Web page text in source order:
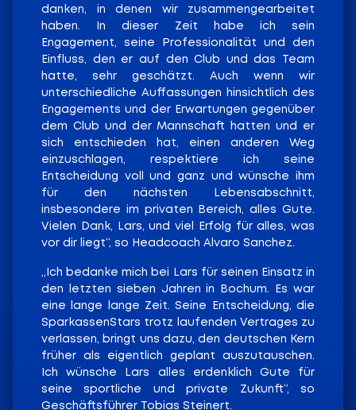
danken, in denen wir zusammengearbeitet
haben. In dieser Zeit habe ich sein
Engagement, seine Professionalität und den
Einfluss, den er auf den Club und das Team
hatte, sehr geschätzt. Auch wenn wir
unterschiedliche Auffassungen hinsichtlich des
Engagements und der Erwartungen gegenüber
dem Club und der Mannschaft hatten und er
sich entschieden hat, einen anderen Weg
einzuschlagen, respektiere ich seine
Entscheidung voll und ganz und wünsche ihm
für den nächsten Lebensabschnitt,
insbesondere im privaten Bereich, alles Gute.
Vielen Dank, Lars, und viel Erfolg für alles, was
vor dir liegt“, so Headcoach Alvaro Sanchez.
„Ich bedanke mich bei Lars für seinen Einsatz in
den letzten sieben Jahren in Bochum. Es war
eine lange lange Zeit. Seine Entscheidung, die
SparkassenStars trotz laufenden Vertrages zu
verlassen, bringt uns dazu, den deutschen Kern
früher als eigentlich geplant auszutauschen.
Ich wünsche Lars alles erdenklich Gute für
seine sportliche und private Zukunft“, so
Geschäftsführer Tobias Steinert.